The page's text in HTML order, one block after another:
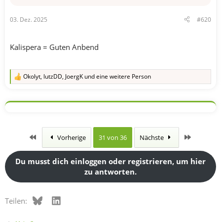
:
03. Dez. 2025 #620
Kalispera = Guten Anbend
R
k
n
Okolyt, lutzDD, JoergK und eine weitere Person
Erste Vorherige 31 von 36 Nächste
Du musst dich einloggen oder registrieren, um hier
zu antworten.
Teilen: BlueskyLinkedIn